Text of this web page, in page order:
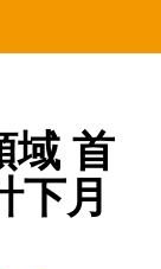
域 首
下月